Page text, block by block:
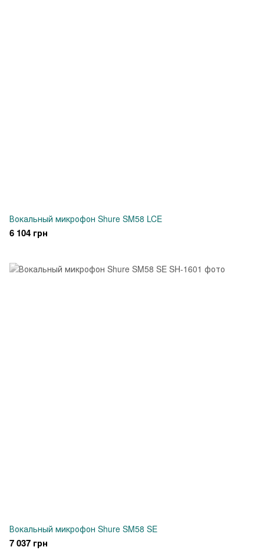
Вокальный микрофон Shure SM58 LCE
6 104 грн
Вокальный микрофон Shure SM58 SE
7 037 грн